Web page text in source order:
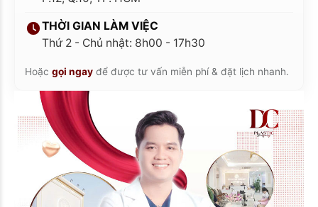
THỜI GIAN LÀM VIỆC
Thứ 2 - Chủ nhật: 8h00 - 17h30
Hoặc gọi ngay để được tư vấn miễn phí & đặt lịch nhanh.